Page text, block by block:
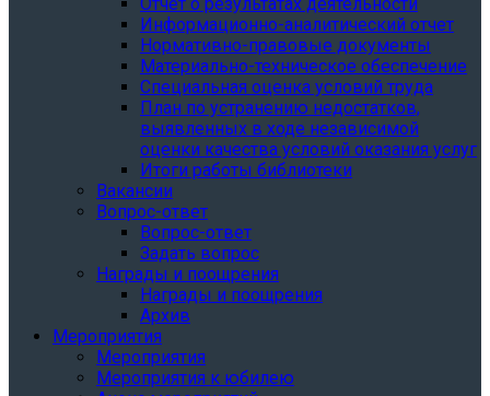
Информационно-аналитический отчет
Нормативно-правовые документы
Материально-техническое обеспечение
Специальная оценка условий труда
План по устранению недостатков,
выявленных в ходе независимой
оценки качества условий оказания услуг
Итоги работы библиотеки
Вакансии
Вопрос-ответ
Вопрос-ответ
Задать вопрос
Награды и поощрения
Награды и поощрения
Архив
Мероприятия
Мероприятия
Мероприятия к юбилею